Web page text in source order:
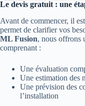
Le devis gratuit : une
Avant de commencer, il
permet de clarifier vos
ML Fusion, nous offrons
comprenant :
Une évaluation
Une estimation des
Une prévision des
l’installation